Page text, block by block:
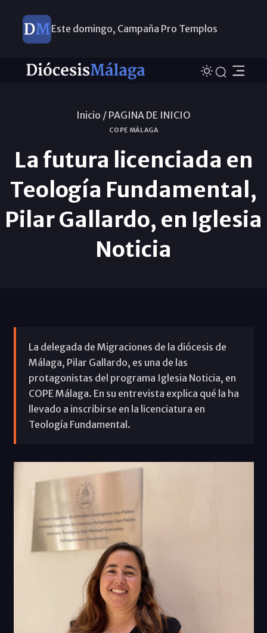
Este domingo, Campaña Pro Templos
Inicio / PAGINA DE INICIO
COPE MÁLAGA
La futura licenciada en
Teología Fundamental,
Pilar Gallardo, en Iglesia
Noticia
La delegada de Migraciones de la diócesis de
Málaga, Pilar Gallardo, es una de las
protagonistas del programa Iglesia Noticia, en
COPE Málaga. En su entrevista explica qué la ha
llevado a inscribirse en la licenciatura en
Teología Fundamental.